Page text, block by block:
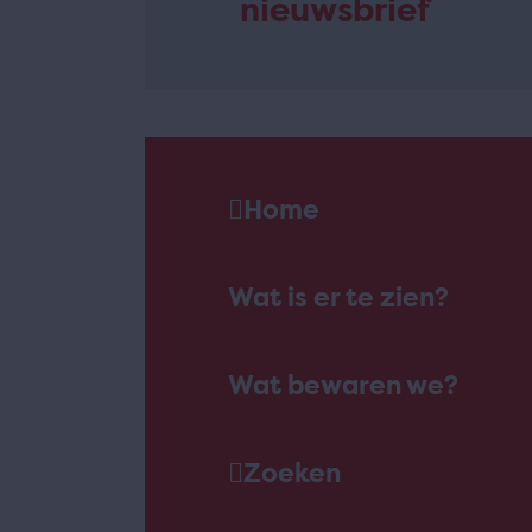
nieuwsbrief
Home
Wat is er te zien?
Wat bewaren we?
Zoeken